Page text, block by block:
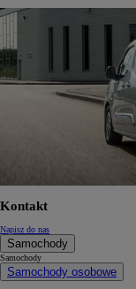
Kontakt
Napisz do nas
Samochody
Samochody
Samochody osobowe